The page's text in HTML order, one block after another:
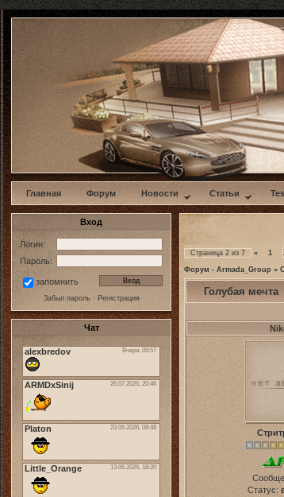
w
Главная Форум Новости Статьи
Вход
Логин:
Пароль:
запомнить
Забыл пароль· Регистрация
Чат
Страница 2 из 7 « 1
Форум - Armada_Group »
Голубая мечта
Статус: